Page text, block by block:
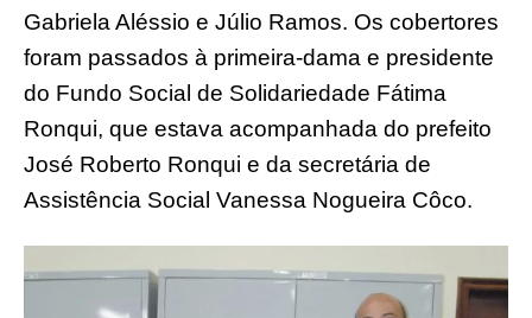
Gabriela Aléssio e Júlio Ramos. Os cobertores
foram passados à primeira-dama e presidente
do Fundo Social de Solidariedade Fátima
Ronqui, que estava acompanhada do prefeito
José Roberto Ronqui e da secretária de
Assistência Social Vanessa Nogueira Côco.